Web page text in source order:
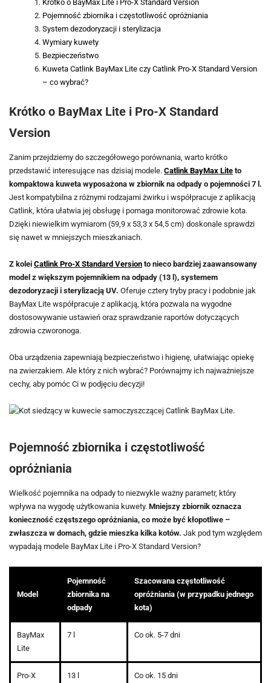
Krótko o BayMax Lite i Pro-X Standard Version
Pojemność zbiornika i częstotliwość opróżniania
System dezodoryzacji i sterylizacja
Wymiary kuwety
Bezpieczeństwo
Kuweta Catlink BayMax Lite czy Catlink Pro-X Standard Version
– co wybrać?
Krótko o BayMax Lite i Pro-X Standard
Version
Zanim przejdziemy do szczegółowego porównania, warto krótko
przedstawić interesujące nas dzisiaj modele. Catlink BayMax Lite to
kompaktowa kuweta wyposażona w zbiornik na odpady o pojemności 7 l.
Jest kompatybilna z różnymi rodzajami żwirku i współpracuje z aplikacją
Catlink, która ułatwia jej obsługę i pomaga monitorować zdrowie kota.
Dzięki niewielkim wymiarom (59,9 x 53,3 x 54,5 cm) doskonale sprawdzi
się nawet w mniejszych mieszkaniach.
Z kolei Catlink Pro-X Standard Version to nieco bardziej zaawansowany
model z większym pojemnikiem na odpady (13 l), systemem
dezodoryzacji i sterylizacją UV. Oferuje cztery tryby pracy i podobnie jak
BayMax Lite współpracuje z aplikacją, która pozwala na wygodne
dostosowywanie ustawień oraz sprawdzanie raportów dotyczących
zdrowia czworonoga.
Oba urządzenia zapewniają bezpieczeństwo i higienę, ułatwiając opiekę
na zwierzakiem. Ale który z nich wybrać? Porównajmy ich najważniejsze
cechy, aby pomóc Ci w podjęciu decyzji!
Pojemność zbiornika i częstotliwość
opróżniania
Wielkość pojemnika na odpady to niezwykle ważny parametr, który
wpływa na wygodę użytkowania kuwety. Mniejszy zbiornik oznacza
konieczność częstszego opróżniania, co może być kłopotliwe –
zwłaszcza w domach, gdzie mieszka kilka kotów. Jak pod tym względem
wypadają modele BayMax Lite i Pro-X Standard Version?
Model
Pojemność
zbiornika na
odpady
Szacowana częstotliwość
opróżniania (w przypadku jednego
kota)
BayMax
Lite
7 l Co ok. 5-7 dni
Pro-X
13 l Co ok. 15 dni